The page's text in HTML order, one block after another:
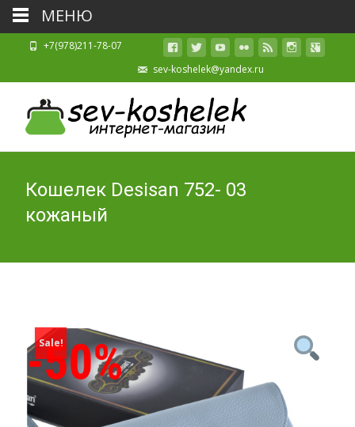
+7(978)211-78-07
sev-koshelek@yandex.ru
Кошелек Desisan 752- 03
кожаный
Sale!
МЕНЮ